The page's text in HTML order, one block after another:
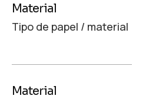
Material
Tipo de papel / material
Material